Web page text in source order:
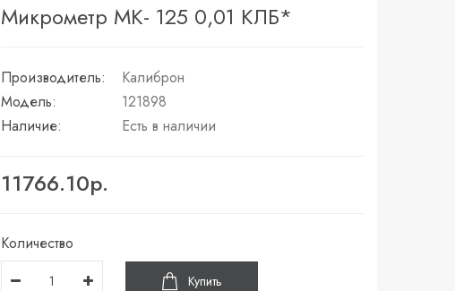
Микрометр МК- 125 0,01 КЛБ*
Производитель:
Калиброн
Модель:
121898
Наличие:
Есть в наличии
11766.10р.
Количество
Купить